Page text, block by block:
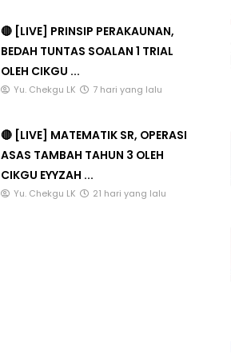
🔴 [LIVE] PRINSIP PERAKAUNAN,
BEDAH TUNTAS SOALAN 1 TRIAL
OLEH CIKGU ...
Yu. Chekgu LK 7 hari yang lalu
🔴 [LIVE] MATEMATIK SR, OPERASI
ASAS TAMBAH TAHUN 3 OLEH
CIKGU EYYZAH ...
Yu. Chekgu LK 21 hari yang lalu